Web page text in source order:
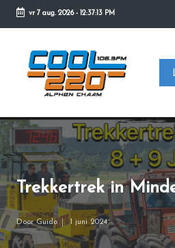
Ga
inhoud
vr 7 aug. 2026- 12:37:13 PM
C
o
l
2
2
0
Trekkertrek in
Geplaatst
door
DoorGuido 1 juni 2024